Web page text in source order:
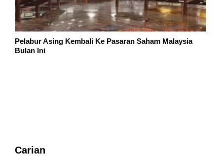
Pelabur Asing Kembali Ke Pasaran Saham Malaysia
Bulan Ini
Carian